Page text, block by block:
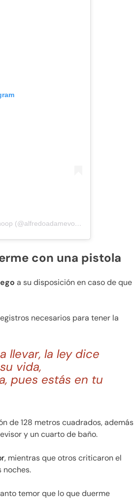
Una publicación compartida por Alfredo adame von knoop (@alfredoadamevonknoop)
con una pistola
a su disposición en caso de que
necesarios para tener la
llevar, la ley dice
vida,
pues estás en tu
de 128 metros cuadrados, además
y un cuarto de baño.
, mientras que otros criticaron el
noches.
temor que lo que duerme